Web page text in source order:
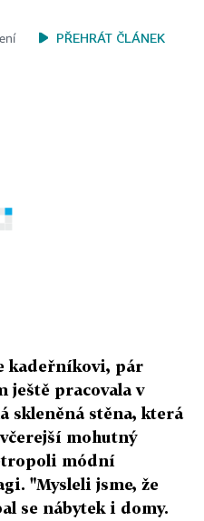
PŘEHRÁT ČLÁNEK
kadeřníkovi, pár
ještě pracovala v
skleněná stěna, která
mohutný
módní
"Mysleli jsme, že
se nábytek i domy.